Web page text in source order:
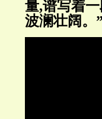
量,谱写着
波澜壮阔。”